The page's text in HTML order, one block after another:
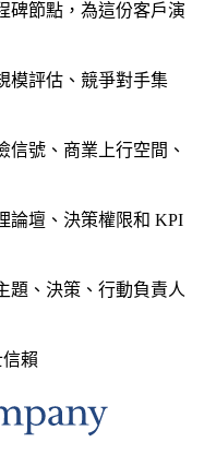
碑節點，為這份客戶演
模評估、競爭對手集
信號、商業上行空間、
論壇、決策權限和 KPI
題、決策、行動負責人
賴